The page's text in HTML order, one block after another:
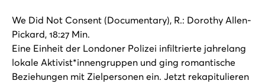
We Did Not Consent (Documentary), R.: Dorothy Allen-
Pickard, 18:27 Min.
Eine Einheit der Londoner Polizei infiltrierte jahrelang
lokale Aktivist*innengruppen und ging romantische
Beziehungen mit Zielpersonen ein. Jetzt rekapitulieren